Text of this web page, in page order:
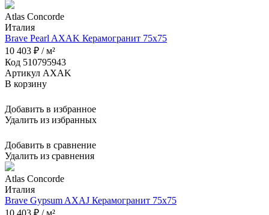
Atlas Concorde
Италия
Brave Pearl AXAK Керамогранит 75x75
10 403 ₽ / м²
Код 510795943
Артикул AXAK
В корзину
Добавить в избранное
Удалить из избранных
Добавить в сравнение
Удалить из сравнения
Atlas Concorde
Италия
Brave Gypsum AXAJ Керамогранит 75x75